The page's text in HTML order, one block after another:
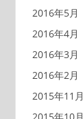
2016年5月
2016年4月
2016年3月
2016年2月
2015年11月